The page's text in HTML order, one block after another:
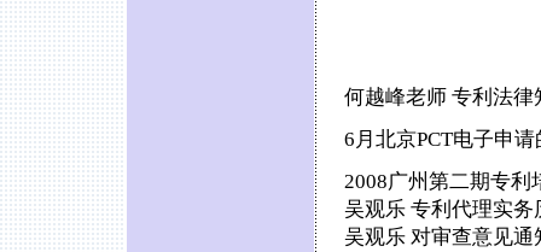
何越峰老师 专利法律
6月北京PCT电子申
2008广州第二期专利
吴观乐 专利代理实
吴观乐 对审查意见通